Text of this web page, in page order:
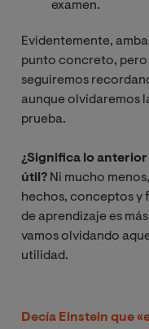
examen.
Evidentemente,
punto concreto, pero
seguiremos
aunque olvidaremos
prueba.
¿Significa lo
útil? Ni mucho
hechos, conceptos y
de aprendizaje es
vamos olvidando
utilidad.
Decía Einstein que